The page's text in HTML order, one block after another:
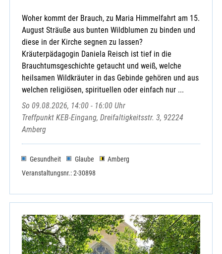
Woher kommt der Brauch, zu Maria Himmelfahrt am 15.
August Sträuße aus bunten Wildblumen zu binden und
diese in der Kirche segnen zu lassen?
Kräuterpädagogin Daniela Reisch ist tief in die
Brauchtumsgeschichte getaucht und weiß, welche
heilsamen Wildkräuter in das Gebinde gehören und aus
welchen religiösen, spirituellen oder einfach nur ...
So 09.08.2026, 14:00 - 16:00 Uhr
Treffpunkt KEB-Eingang, Dreifaltigkeitsstr. 3, 92224
Amberg
Gesundheit Glaube
Amberg
Veranstaltungsnr.: 2-30898